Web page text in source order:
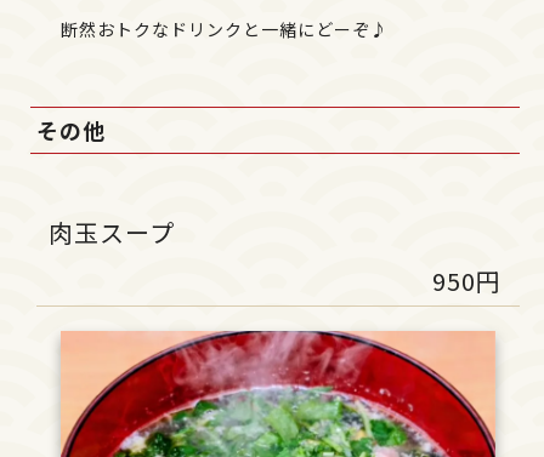
断然おトクなドリンクと一緒にどーぞ♪
その他
肉玉スープ
950円